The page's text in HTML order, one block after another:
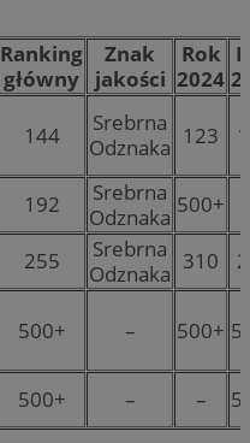
Ranking
główny
Znak
jakości
Rok
2024
144
Srebrna
Odznaka 123
192
Srebrna
Odznaka 500+
255
Srebrna
Odznaka 310
500+ – 500+
500+ – –